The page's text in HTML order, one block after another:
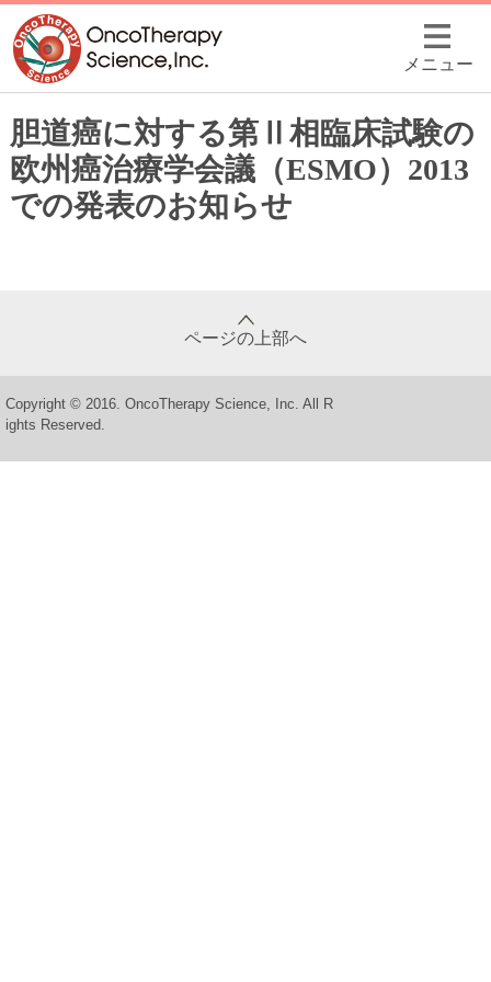
メニュー
胆道癌に対する第Ⅱ相臨床試験の
欧州癌治療学会議（ESMO）2013
での発表のお知らせ
ページの上部へ
Copyright © 2016. OncoTherapy Science, Inc. All R
ights Reserved.